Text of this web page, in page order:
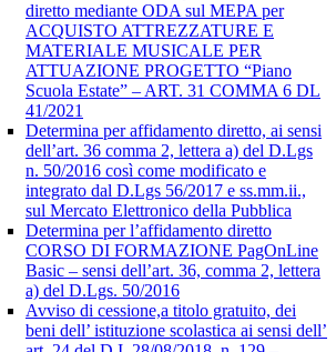
diretto mediante ODA sul MEPA per
ACQUISTO ATTREZZATURE E
MATERIALE MUSICALE PER
ATTUAZIONE PROGETTO “Piano
Scuola Estate” – ART. 31 COMMA 6 DL
41/2021
Determina per affidamento diretto, ai sensi
dell’art. 36 comma 2, lettera a) del D.Lgs
n. 50/2016 così come modificato e
integrato dal D.Lgs 56/2017 e ss.mm.ii.,
sul Mercato Elettronico della Pubblica
Determina per l’affidamento diretto
CORSO DI FORMAZIONE PagOnLine
Basic – sensi dell’art. 36, comma 2, lettera
a) del D.Lgs. 50/2016
Avviso di cessione,a titolo gratuito, dei
beni dell’ istituzione scolastica ai sensi dell’